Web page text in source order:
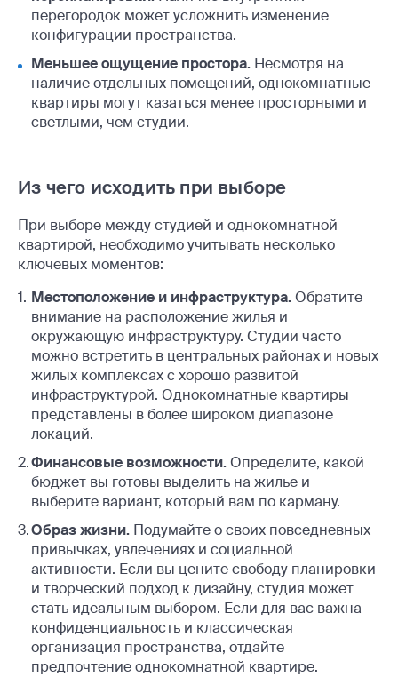
перегородок может усложнить изменение
конфигурации пространства.
Меньшее ощущение простора. Несмотря на
наличие отдельных помещений, однокомнатные
квартиры могут казаться менее просторными и
светлыми, чем студии.
Из чего исходить при выборе
При выборе между студией и однокомнатной
квартирой, необходимо учитывать несколько
ключевых моментов:
Местоположение и инфраструктура.Обратите
внимание на расположение жилья и
окружающую инфраструктуру. Студии часто
можно встретить в центральных районах и новых
жилых комплексах с хорошо развитой
инфраструктурой. Однокомнатные квартиры
представлены в более широком диапазоне
локаций.
Финансовые возможности.Определите, какой
бюджет вы готовы выделить на жилье и
выберите вариант, который вам по карману.
Образ жизни. Подумайте о своих повседневных
привычках, увлечениях и социальной
активности. Если вы цените свободу планировки
и творческий подход к дизайну, студия может
стать идеальным выбором. Если для вас важна
конфиденциальность и классическая
организация пространства, отдайте
предпочтение однокомнатной квартире.